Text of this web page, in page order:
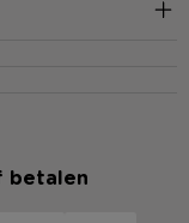
betalen